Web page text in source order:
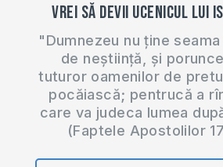
Vrei să devii ucenicul lui
"Dumnezeu nu ține
de neștiință, și
tuturor oamenilor de
pocăiască; pentrucă a
care va judeca lumea
(Faptele Apostolilor